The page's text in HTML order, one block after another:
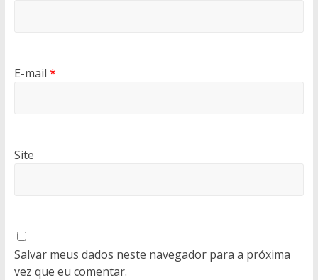
E-mail *
Site
Salvar meus dados neste navegador para a próxima
vez que eu comentar.